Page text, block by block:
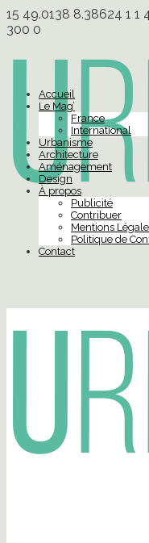
15 49.0138 8.38624 1 1
300 0
Accueil
Le Mag’
France
International
Urbanisme
Architecture
Aménagement
Design
À propos
Publicité
Contribuer
Mentions
Politique de
Contact